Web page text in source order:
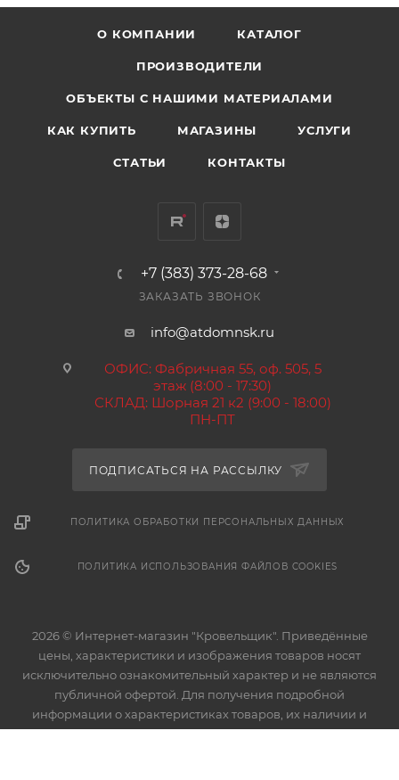
О КОМПАНИИ КАТАЛОГ
ПРОИЗВОДИТЕЛИ
ОБЪЕКТЫ С НАШИМИ МАТЕРИАЛАМИ
КАК КУПИТЬ МАГАЗИНЫ УСЛУГИ
СТАТЬИ КОНТАКТЫ
+7 (383) 373-28-68
ЗАКАЗАТЬ ЗВОНОК
info@atdomnsk.ru
ОФИС: Фабричная 55, оф. 505, 5
этаж (8:00 - 17:30)
СКЛАД: Шорная 21 к2 (9:00 - 18:00)
ПН-ПТ
ПОДПИСАТЬСЯ НА РАССЫЛКУ
ПОЛИТИКА ОБРАБОТКИ ПЕРСОНАЛЬНЫХ ДАННЫХ
ПОЛИТИКА ИСПОЛЬЗОВАНИЯ ФАЙЛОВ COOKIES
2026 © Интернет-магазин "Кровельщик". Приведённые
цены, характеристики и изображения товаров носят
исключительно ознакомительный характер и не являются
публичной офертой. Для получения подробной
информации о характеристиках товаров, их наличии и
стоимости связывайтесь с менеджерами компании.